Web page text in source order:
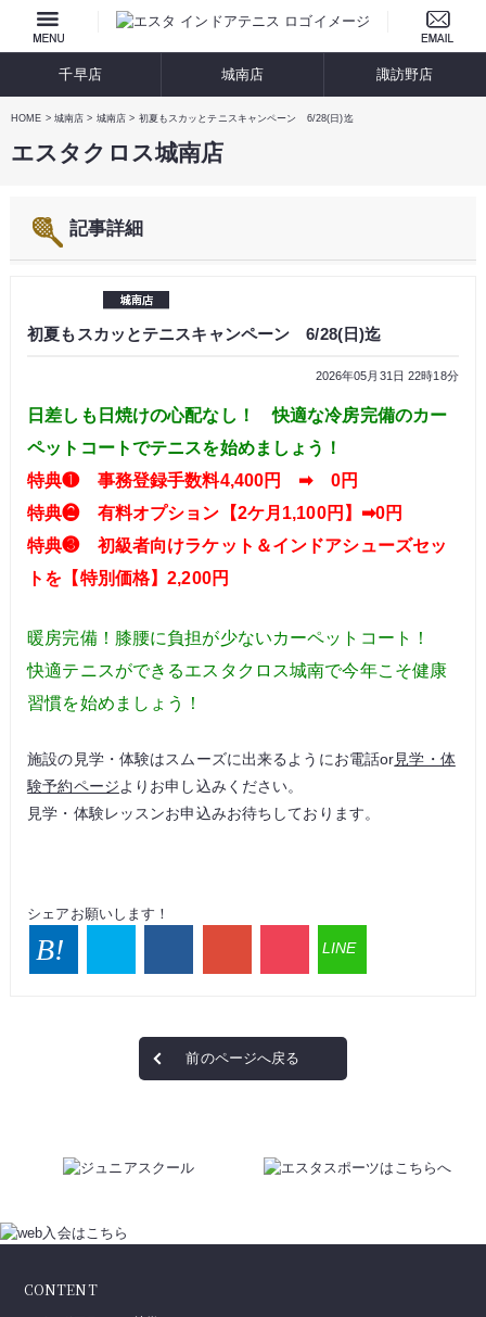
千早店 城南店 諏訪野店
HOME 城南店 城南店 初夏もスカッとテニスキャンペーン 6/28(日)迄
エスタクロス城南店
記事詳細
初夏もスカッとテニスキャンペーン 6/28(日)迄
2026年05月31日 22時18分
日差しも日焼けの心配なし！ 快適な冷房完備のカー
ペットコートでテニスを始めましょう！
特典❶ 事務登録手数料4,400円 ➡ 0円
特典❷ 有料オプション【2ケ月1,100円】➡0円
特典❸ 初級者向けラケット＆インドアシューズセッ
トを【特別価格】2,200円
暖房完備！膝腰に負担が少ないカーペットコート！
快適テニスができるエスタクロス城南で今年こそ健康
習慣を始めましょう！
施設の見学・体験はスムーズに出来るようにお電話or 見学・体
験予約ページよりお申し込みください。
見学・体験レッスンお申込みお待ちしております。
シェアお願いします！
前のページへ戻る
CONTENT